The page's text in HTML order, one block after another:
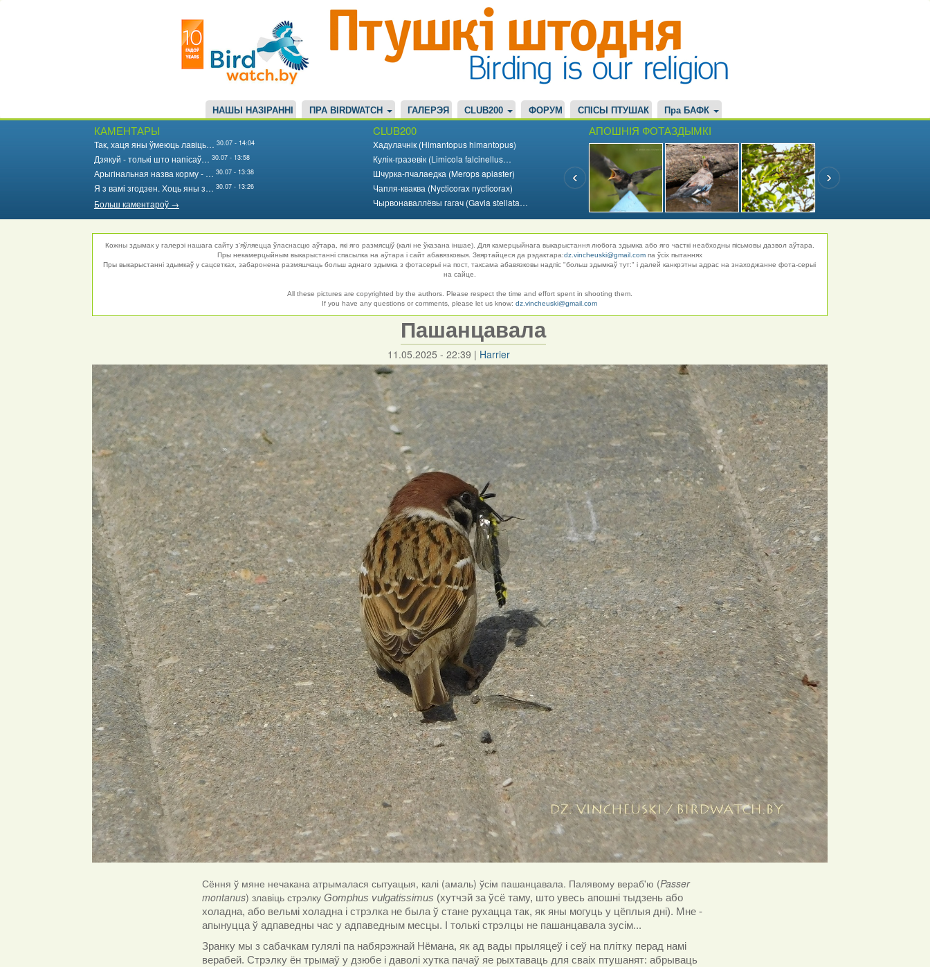
НАШЫ НАЗІРАННІ ПРА BIRDWATCH ГАЛЕРЭЯ CLUB200 ФОРУМ СПІСЫ ПТУШАК Пра БАФК
КАМЕНТАРЫ
Так, хаця яны ўмеюць лавіць… 30.07 - 14:04
Дзякуй - толькі што напісаў… 30.07 - 13:58
Арыгінальная назва корму - … 30.07 - 13:38
Я з вамі згодзен. Хоць яны з… 30.07 - 13:26
Больш каментароў →
CLUB200
Хадулачнік (Himantopus himantopus)
Кулік-гразевік (Limicola falcinellus…
Шчурка-пчалаедка (Merops apiaster)
Чапля-кваква (Nycticorax nycticorax)
Чырвонаваллёвы гагач (Gavia stellata…
АПОШНІЯ ФОТАЗДЫМКІ
Кожны здымак у галерэі нашага сайту з'яўляецца ўласнасцю аўтара, які яго размясціў (калі не ўказана іншае). Для камерцыйнага выкарыстання любога здымка або яго часткі неабходны пісьмовы дазвол аўтара.
Пры некамерцыйным выкарыстанні спасылка на аўтара і сайт абавязковыя. Звяртайцеся да рэдактара:dz.vincheuski@gmail.comпа ўсіх пытаннях
Пры выкарыстанні здымкаў у сацсетках, забаронена размяшчаць больш аднаго здымка з фотасерыі на пост, таксама абавязковы надпіс "больш здымкаў тут:" і далей канкрэтны адрас на знаходжанне фота-серыі
на сайце.
All these pictures are copyrighted by the authors. Please respect the time and effort spent in shooting them.
If you have any questions or comments, please let us know:dz.vincheuski@gmail.com
Пашанцавала
11.05.2025 - 22:39 | Harrier
Сёння ў мяне нечакана атрымалася сытуацыя, калі (амаль) ўсім пашанцавала. Палявому вераб'ю (Passer
montanus) злавіць стрэлкуGomphus vulgatissimus (хутчэй за ўсё таму, што увесь апошні тыдзень або
холадна, або вельмі холадна і стрэлка не была ў стане рухацца так, як яны могуць у цёплыя дні). Мне -
апынуцца ў адпаведны час у адпаведным месцы. І толькі стрэлцы не пашанцавала зусім...
Зранку мы з сабачкам гулялі па набярэжнай Нёмана, як ад вады прыляцеў і сеў на плітку перад намі
верабей. Стрэлку ён трымаў у дзюбе і даволі хутка пачаў яе рыхтаваць для сваіх птушанят: абрываць